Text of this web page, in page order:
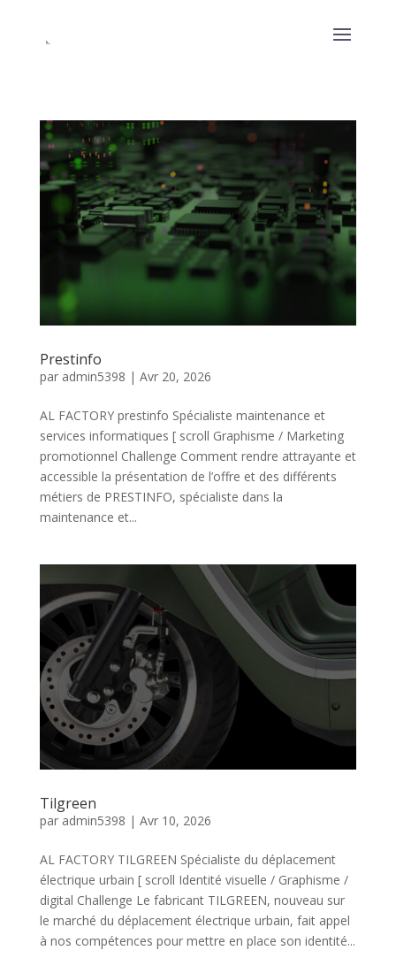
Prestinfo
par admin5398 | Avr 20, 2026
AL FACTORY prestinfo Spécialiste maintenance et
services informatiques [ scroll Graphisme / Marketing
promotionnel Challenge Comment rendre attrayante et
accessible la présentation de l’offre et des différents
métiers de PRESTINFO, spécialiste dans la
maintenance et...
Tilgreen
par admin5398 | Avr 10, 2026
AL FACTORY TILGREEN Spécialiste du déplacement
électrique urbain [ scroll Identité visuelle / Graphisme /
digital Challenge Le fabricant TILGREEN, nouveau sur
le marché du déplacement électrique urbain, fait appel
à nos compétences pour mettre en place son identité...